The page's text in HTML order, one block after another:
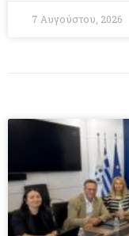
7 Αυγούστου, 2026